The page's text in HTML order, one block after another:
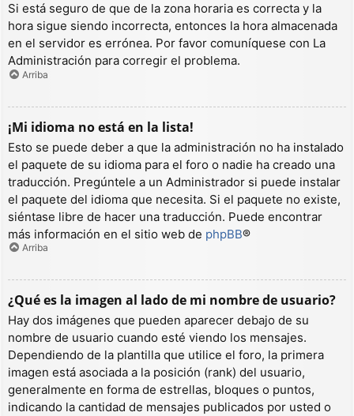
Si está seguro de que de la zona horaria es correcta y la
hora sigue siendo incorrecta, entonces la hora almacenada
en el servidor es errónea. Por favor comuníquese con La
Administración para corregir el problema.
Arriba
¡Mi idioma no está en la lista!
Esto se puede deber a que la administración no ha instalado
el paquete de su idioma para el foro o nadie ha creado una
traducción. Pregúntele a un Administrador si puede instalar
el paquete del idioma que necesita. Si el paquete no existe,
siéntase libre de hacer una traducción. Puede encontrar
más información en el sitio web de phpBB®
Arriba
¿Qué es la imagen al lado de mi nombre de usuario?
Hay dos imágenes que pueden aparecer debajo de su
nombre de usuario cuando esté viendo los mensajes.
Dependiendo de la plantilla que utilice el foro, la primera
imagen está asociada a la posición (rank) del usuario,
generalmente en forma de estrellas, bloques o puntos,
indicando la cantidad de mensajes publicados por usted o